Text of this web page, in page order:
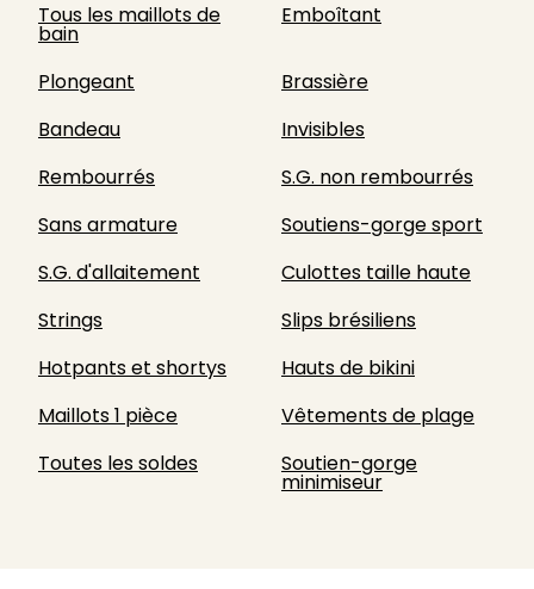
Tous les maillots de
bain
Emboîtant
Plongeant
Brassière
Bandeau
Invisibles
Rembourrés
S.G. non rembourrés
Sans armature
Soutiens-gorge sport
S.G. d'allaitement
Culottes taille haute
Strings
Slips brésiliens
Hotpants et shortys
Hauts de bikini
Maillots 1 pièce
Vêtements de plage
Toutes les soldes
Soutien-gorge
minimiseur